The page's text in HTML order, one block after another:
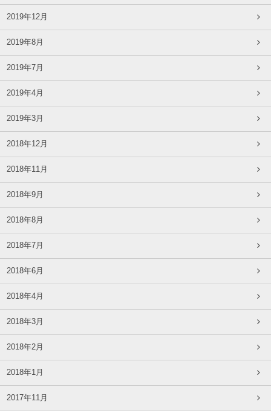
2019年12月
2019年8月
2019年7月
2019年4月
2019年3月
2018年12月
2018年11月
2018年9月
2018年8月
2018年7月
2018年6月
2018年4月
2018年3月
2018年2月
2018年1月
2017年11月